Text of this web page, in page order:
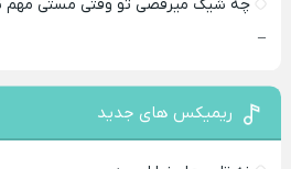
چه شیک میرقصی تو وقتی مستی
–
ریمیکس های جدید